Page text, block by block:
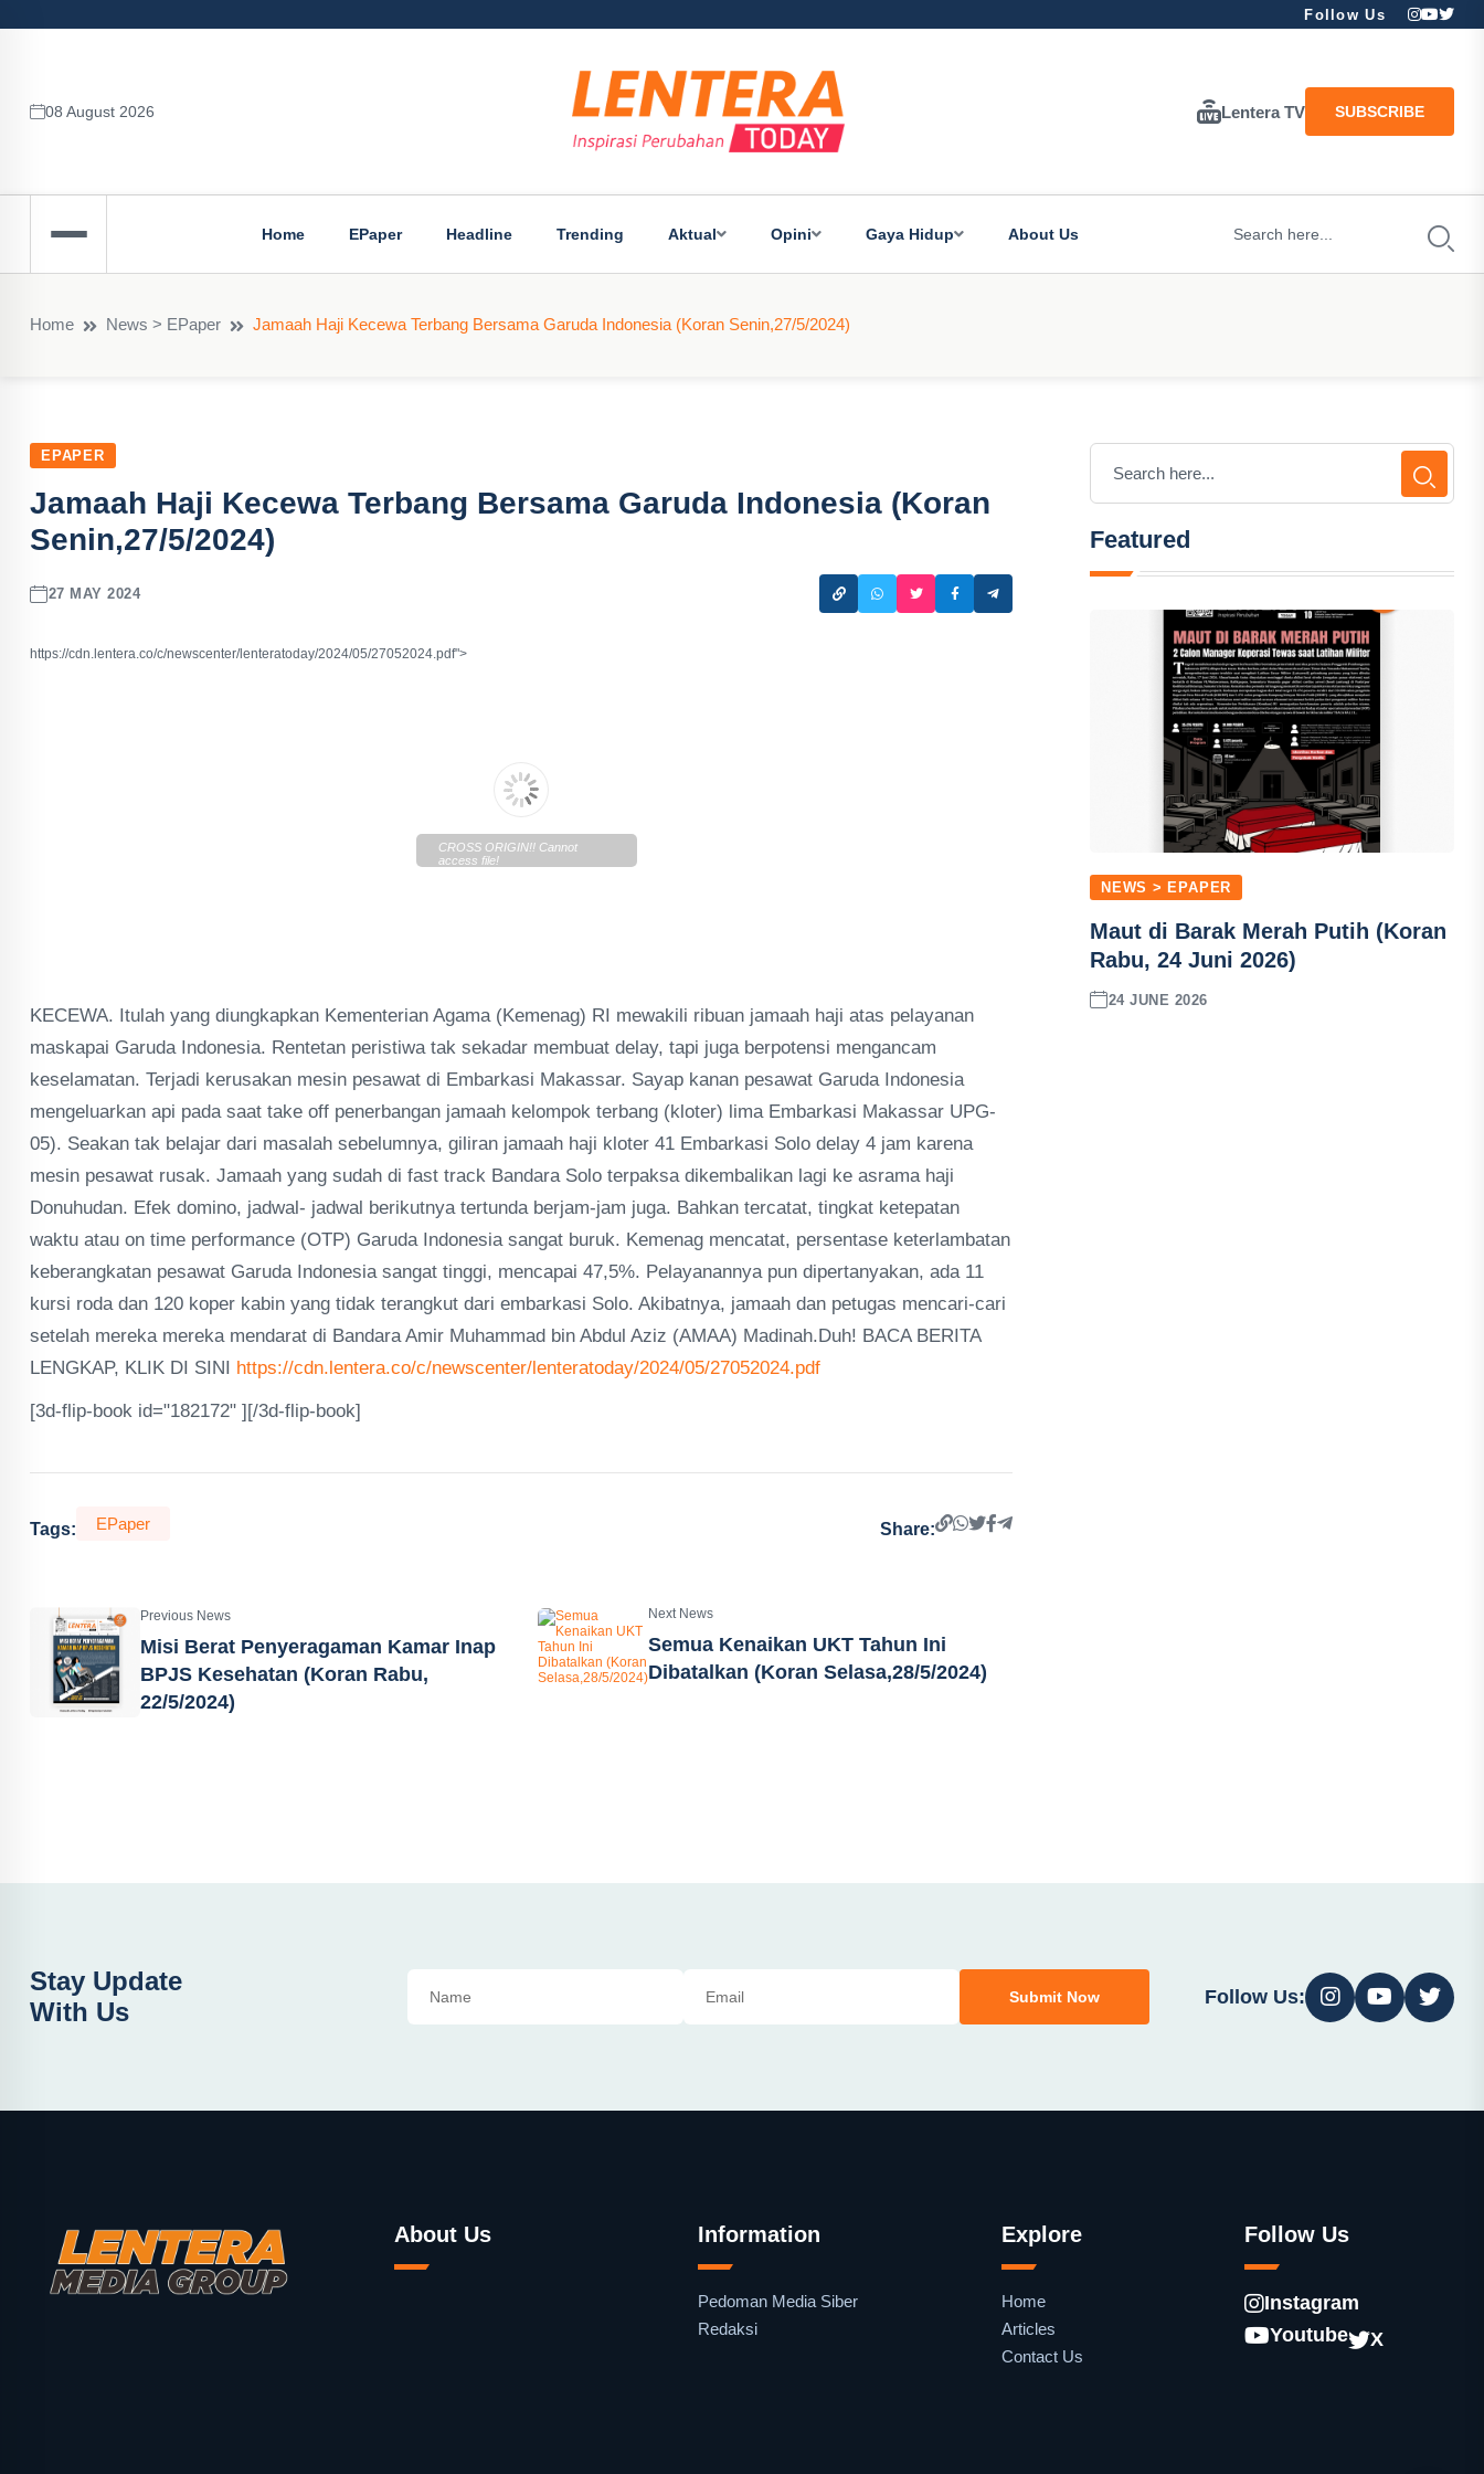
Follow Us
08 August 2026 Lentera TV SUBSCRIBE
Home EPaper Headline Trending Aktual Opini Gaya Hidup About Us
Home News > EPaper Jamaah Haji Kecewa Terbang Bersama Garuda Indonesia (Koran Senin,27/5/2024)
EPAPER
Jamaah Haji Kecewa Terbang Bersama Garuda Indonesia (Koran
Senin,27/5/2024)
27 MAY 2024
https://cdn.lentera.co/c/newscenter/lenteratoday/2024/05/27052024.pdf">
CROSS ORIGIN!! Cannot
access file!
KECEWA. Itulah yang diungkapkan Kementerian Agama (Kemenag) RI mewakili ribuan jamaah haji atas pelayanan
maskapai Garuda Indonesia. Rentetan peristiwa tak sekadar membuat delay, tapi juga berpotensi mengancam
keselamatan. Terjadi kerusakan mesin pesawat di Embarkasi Makassar. Sayap kanan pesawat Garuda Indonesia
mengeluarkan api pada saat take off penerbangan jamaah kelompok terbang (kloter) lima Embarkasi Makassar UPG-
05). Seakan tak belajar dari masalah sebelumnya, giliran jamaah haji kloter 41 Embarkasi Solo delay 4 jam karena
mesin pesawat rusak. Jamaah yang sudah di fast track Bandara Solo terpaksa dikembalikan lagi ke asrama haji
Donuhudan. Efek domino, jadwal- jadwal berikutnya tertunda berjam-jam juga. Bahkan tercatat, tingkat ketepatan
waktu atau on time performance (OTP) Garuda Indonesia sangat buruk. Kemenag mencatat, persentase keterlambatan
keberangkatan pesawat Garuda Indonesia sangat tinggi, mencapai 47,5%. Pelayanannya pun dipertanyakan, ada 11
kursi roda dan 120 koper kabin yang tidak terangkut dari embarkasi Solo. Akibatnya, jamaah dan petugas mencari-cari
setelah mereka mereka mendarat di Bandara Amir Muhammad bin Abdul Aziz (AMAA) Madinah.Duh! BACA BERITA
LENGKAP, KLIK DI SINI https://cdn.lentera.co/c/newscenter/lenteratoday/2024/05/27052024.pdf
[3d-flip-book id="182172" ][/3d-flip-book]
Tags: EPaper Share:
Previous News
Misi Berat Penyeragaman Kamar Inap
BPJS Kesehatan (Koran Rabu,
22/5/2024)
Next News
Semua Kenaikan UKT Tahun Ini
Dibatalkan (Koran Selasa,28/5/2024)
Featured
NEWS > EPAPER
Maut di Barak Merah Putih (Koran
Rabu, 24 Juni 2026)
24 JUNE 2026
Stay Update
With Us
Submit Now Follow Us:
About Us Information
Pedoman Media Siber
Redaksi
Explore
Home
Articles
Contact Us
Follow Us
Instagram
Youtube
X